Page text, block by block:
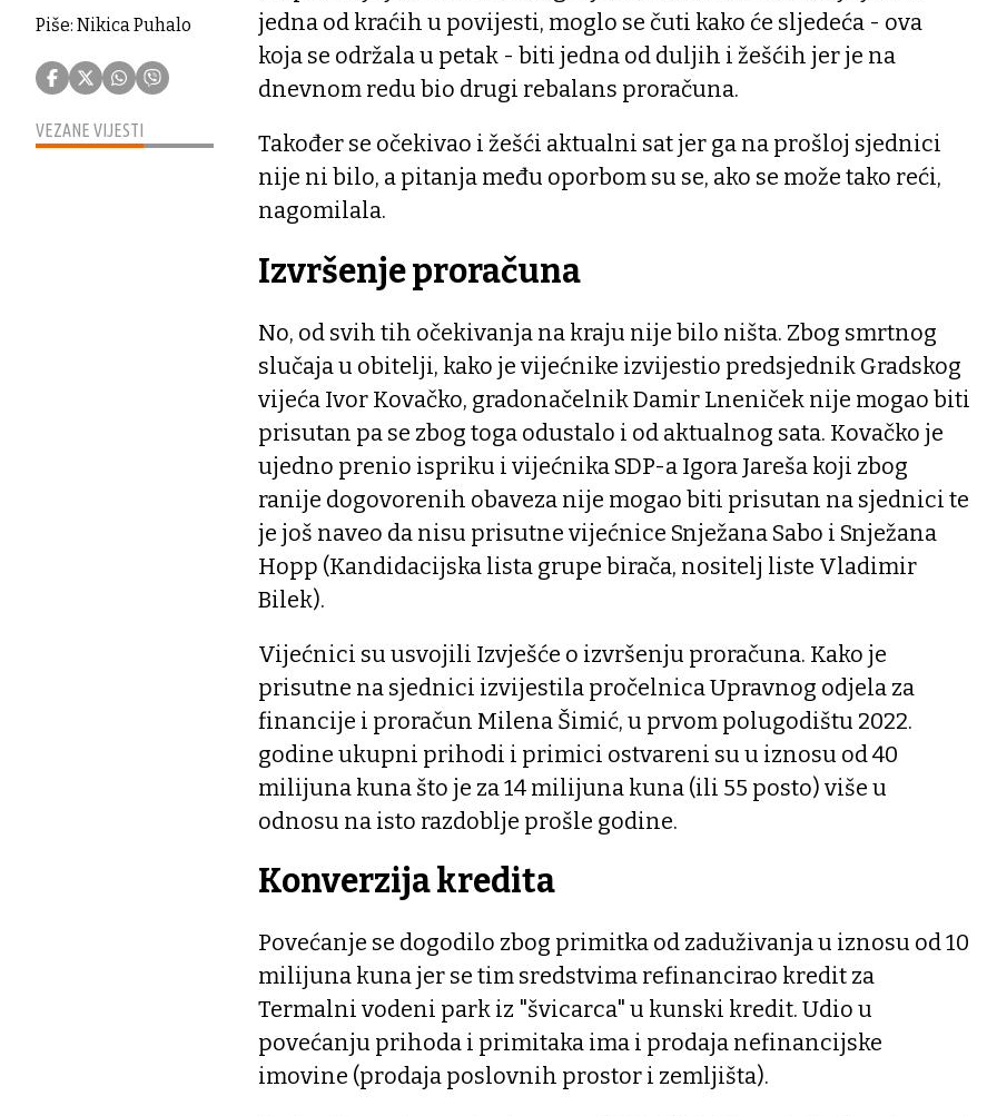
Piše: Nikica Puhalo
VEZANE VIJESTI
jedna od kraćih u povijesti, moglo se čuti kako će sljedeća - ova
koja se održala u petak - biti jedna od duljih i žešćih jer je na
dnevnom redu bio drugi rebalans proračuna.
Također se očekivao i žešći aktualni sat jer ga na prošloj sjednici
nije ni bilo, a pitanja među oporbom su se, ako se može tako reći,
nagomilala.
Izvršenje proračuna
No, od svih tih očekivanja na kraju nije bilo ništa. Zbog smrtnog
slučaja u obitelji, kako je vijećnike izvijestio predsjednik Gradskog
vijeća Ivor Kovačko, gradonačelnik Damir Lneniček nije mogao biti
prisutan pa se zbog toga odustalo i od aktualnog sata. Kovačko je
ujedno prenio ispriku i vijećnika SDP-a Igora Jareša koji zbog
ranije dogovorenih obaveza nije mogao biti prisutan na sjednici te
je još naveo da nisu prisutne vijećnice Snježana Sabo i Snježana
Hopp (Kandidacijska lista grupe birača, nositelj liste Vladimir
Bilek).
Vijećnici su usvojili Izvješće o izvršenju proračuna. Kako je
prisutne na sjednici izvijestila pročelnica Upravnog odjela za
financije i proračun Milena Šimić, u prvom polugodištu 2022.
godine ukupni prihodi i primici ostvareni su u iznosu od 40
milijuna kuna što je za 14 milijuna kuna (ili 55 posto) više u
odnosu na isto razdoblje prošle godine.
Konverzija kredita
Povećanje se dogodilo zbog primitka od zaduživanja u iznosu od 10
milijuna kuna jer se tim sredstvima refinancirao kredit za
Termalni vodeni park iz "švicarca" u kunski kredit. Udio u
povećanju prihoda i primitaka ima i prodaja nefinancijske
imovine (prodaja poslovnih prostor i zemljišta).